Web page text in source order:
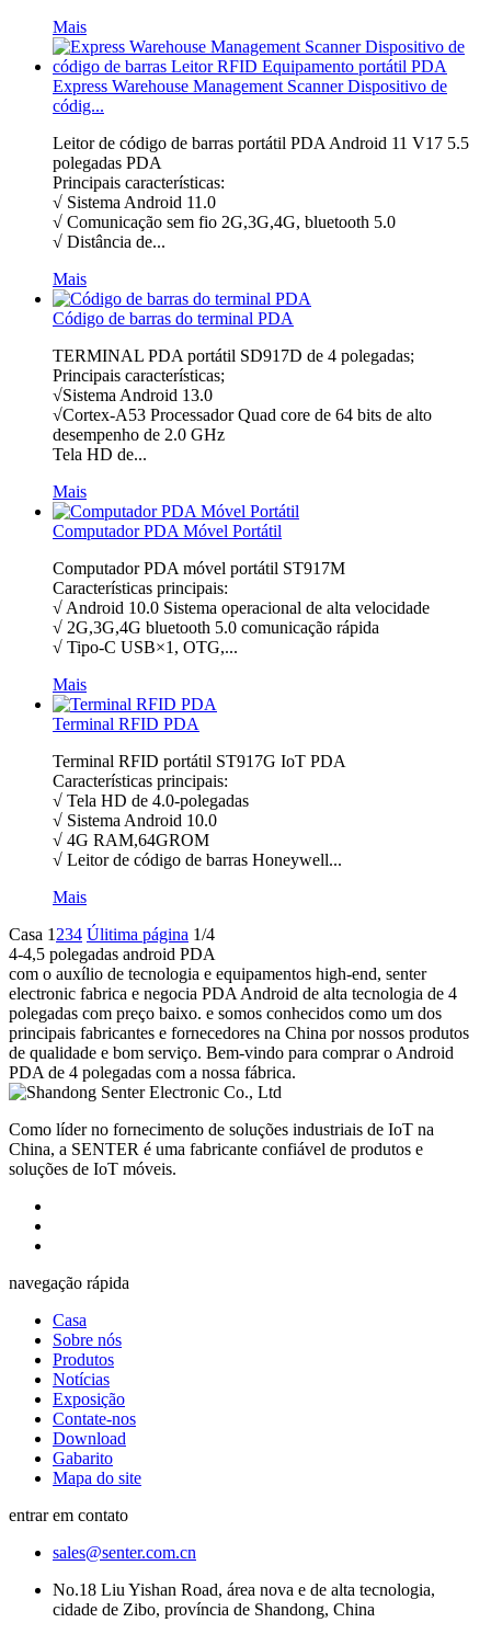
Mais
Express Warehouse Management Scanner Dispositivo de
códig...
Leitor de código de barras portátil PDA Android 11 V17 5.5
polegadas PDA
Principais características:
√ Sistema Android 11.0
√ Comunicação sem fio 2G,3G,4G, bluetooth 5.0
√ Distância de...
Mais
Código de barras do terminal PDA
TERMINAL PDA portátil SD917D de 4 polegadas;
Principais características;
√Sistema Android 13.0
√Cortex-A53 Processador Quad core de 64 bits de alto
desempenho de 2.0 GHz
Tela HD de...
Mais
Computador PDA Móvel Portátil
Computador PDA móvel portátil ST917M
Características principais:
√ Android 10.0 Sistema operacional de alta velocidade
√ 2G,3G,4G bluetooth 5.0 comunicação rápida
√ Tipo-C USB×1, OTG,...
Mais
Terminal RFID PDA
Terminal RFID portátil ST917G IoT PDA
Características principais:
√ Tela HD de 4.0-polegadas
√ Sistema Android 10.0
√ 4G RAM,64GROM
√ Leitor de código de barras Honeywell...
Mais
Casa 1 234 Úlitima página 1/4
4-4,5 polegadas android PDA
com o auxílio de tecnologia e equipamentos high-end, senter
electronic fabrica e negocia PDA Android de alta tecnologia de 4
polegadas com preço baixo. e somos conhecidos como um dos
principais fabricantes e fornecedores na China por nossos produtos
de qualidade e bom serviço. Bem-vindo para comprar o Android
PDA de 4 polegadas com a nossa fábrica.
Como líder no fornecimento de soluções industriais de IoT na
China, a SENTER é uma fabricante confiável de produtos e
soluções de IoT móveis.
navegação rápida
Casa
Sobre nós
Produtos
Notícias
Exposição
Contate-nos
Download
Gabarito
Mapa do site
entrar em contato
sales@senter.com.cn
No.18 Liu Yishan Road, área nova e de alta tecnologia,
cidade de Zibo, província de Shandong, China